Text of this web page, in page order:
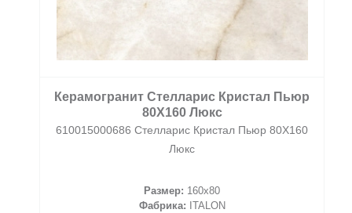
Керамогранит Стелларис Кристал Пьюр
80X160 Люкс
610015000686 Стелларис Кристал Пьюр 80X160
Люкс
Размер: 160x80
Фабрика: ITALON